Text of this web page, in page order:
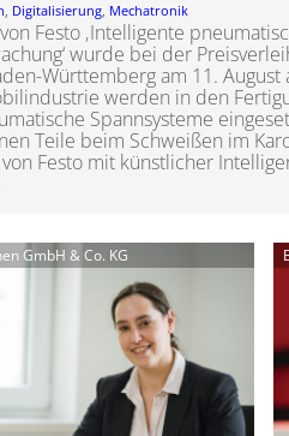
, Digitalisierung, Mechatronik
Festo ‚Intelligente
wurde bei der
Württemberg am 11. August
werden in den
Spannsysteme
Teile beim Schweißen im
Festo mit künstlicher
GmbH & Co. KG